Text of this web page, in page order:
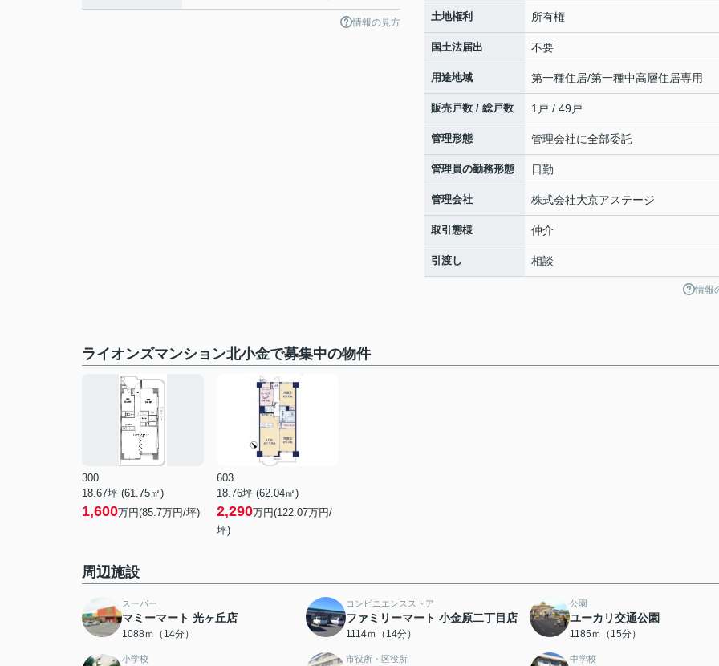
情報の見方 土地権利 所有権
国土法届出 不要
用途地域 第一種住居/第一種中高層住居専用
販売戸数 / 総戸数 1戸 / 49戸
管理形態 管理会社に全部委託
管理員の勤務形態 日勤
管理会社 株式会社大京アステージ
取引態様 仲介
引渡し 相談
情報
ライオンズマンション北小金で募集中の物件
300
18.67坪 (61.75㎡)
1,600万円(85.7万円/坪)
603
18.76坪 (62.04㎡)
2,290万円(122.07万円/
坪)
周辺施設
スーパー
マミーマート 光ヶ丘店
1088ｍ（14分）
コンビニエンスストア
ファミリーマート 小金原二丁目店
1114ｍ（14分）
公園
ユーカリ交通公園
1185ｍ（15分）
小学校 市役所・区役所 中学校